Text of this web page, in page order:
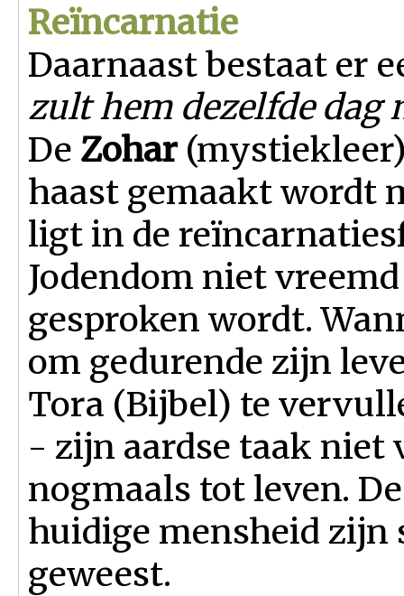
Reïncarnatie
Daarnaast bestaat er
zult hem dezelfde dag
De Zohar
haast gemaakt wordt
ligt in de
Jodendom niet
gesproken wordt.
om gedurende zijn
Tora (Bijbel) te
- zijn aardse taak
nogmaals tot leven.
huidige mensheid zijn
geweest.